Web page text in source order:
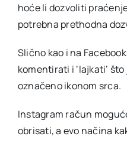
hoće li dozvoliti
potrebna prethodna
Slično kao i na
komentirati i ‘lajkati’
označeno ikonom srca.
Instagram račun
obrisati, a evo načina